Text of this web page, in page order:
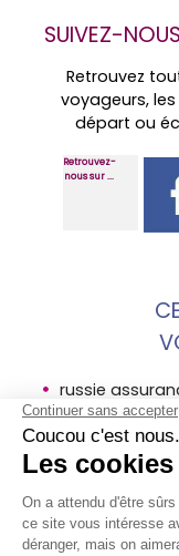
SUIVEZ-
Retrouvez
voyageurs,
départ ou
Retrouvez-
nous sur ...
russie
assurance
st